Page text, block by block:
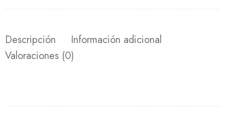
Descripción
Información adicional
Valoraciones (0)